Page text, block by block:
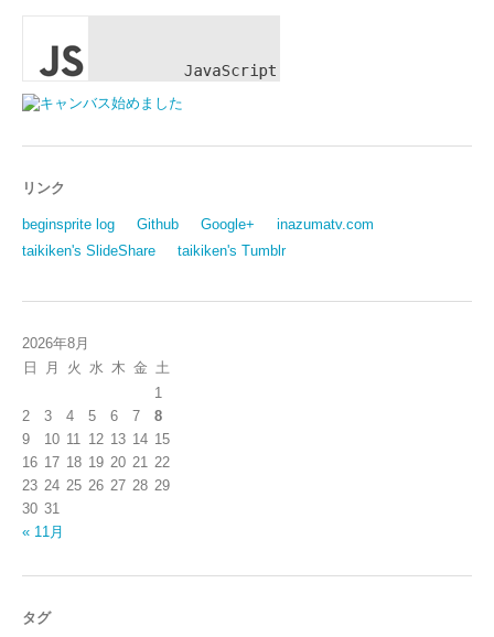
リンク
beginsprite log Github Google+
inazumatv.com
taikiken's SlideShare
taikiken's Tumblr
2026年8月
日
月 火 水 木 金 土
1
2
3 4 5 6 7
8
9
10 11 12 13 14 15
16 17 18 19 20 21
22
23 24 25 26 27 28 29
30 31
« 11月
タグ